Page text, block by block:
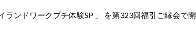
ランドワークプチ体験SP 」 を第323回福引ご縁会で開